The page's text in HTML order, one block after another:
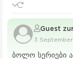
Guest
3 September
ბოლო სერიები